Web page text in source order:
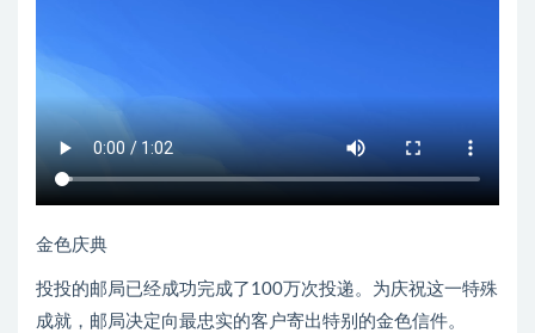
金色庆典
投投的邮局已经成功完成了100万次投递。为庆祝这一特殊
成就，邮局决定向最忠实的客户寄出特别的金色信件。